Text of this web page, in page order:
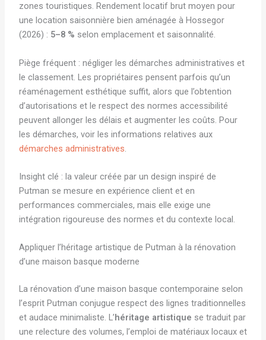
zones touristiques. Rendement locatif brut moyen pour
une location saisonnière bien aménagée à Hossegor
(2026) : 5–8 % selon emplacement et saisonnalité.
Piège fréquent : négliger les démarches administratives et
le classement. Les propriétaires pensent parfois qu’un
réaménagement esthétique suffit, alors que l’obtention
d’autorisations et le respect des normes accessibilité
peuvent allonger les délais et augmenter les coûts. Pour
les démarches, voir les informations relatives aux
démarches administratives
Insight clé : la valeur créée par un design inspiré de
Putman se mesure en expérience client et en
performances commerciales, mais elle exige une
intégration rigoureuse des normes et du contexte local.
Appliquer l’héritage artistique de Putman à la rénovation
d’une maison basque moderne
La rénovation d’une maison basque contemporaine selon
l’esprit Putman conjugue respect des lignes traditionnelles
et audace minimaliste. L’héritage artistique se traduit par
une relecture des volumes, l’emploi de matériaux locaux et